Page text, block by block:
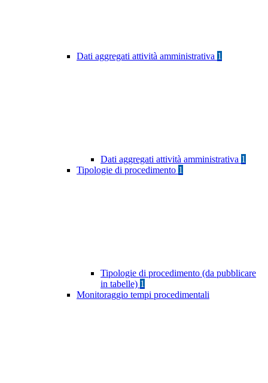
Dati aggregati attività amministrativa 1
Dati aggregati attività amministrativa 1
Tipologie di procedimento 1
Tipologie di procedimento (da pubblicare
in tabelle) 1
Monitoraggio tempi procedimentali